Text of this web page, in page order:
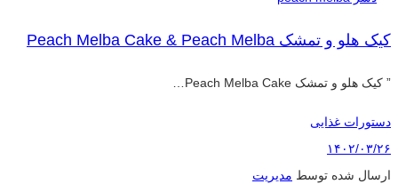
کیک هلو و تمشک Peach Melba Cake & Peach Melba
” کیک هلو و تمشک Peach Melba Cake…
دستورات غذایی
۱۴۰۲/۰۳/۲۶
ارسال شده توسط مدیریت